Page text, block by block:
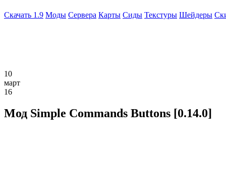
Скачать 1.9 Моды Сервера Карты Сиды Текстуры Шейдеры
10
март
16
Мод Simple Commands Buttons [0.14.0]